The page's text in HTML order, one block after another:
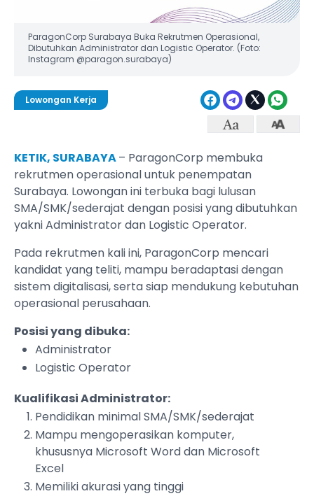
ParagonCorp Surabaya Buka Rekrutmen Operasional,
Dibutuhkan Administrator dan Logistic Operator. (Foto:
Instagram @paragon.surabaya)
Lowongan Kerja
KETIK, SURABAYA– ParagonCorp membuka
rekrutmen operasional untuk penempatan
Surabaya. Lowongan ini terbuka bagi lulusan
SMA/SMK/sederajat dengan posisi yang dibutuhkan
yakni Administrator dan Logistic Operator.
Pada rekrutmen kali ini, ParagonCorp mencari
kandidat yang teliti, mampu beradaptasi dengan
sistem digitalisasi, serta siap mendukung kebutuhan
operasional perusahaan.
Posisi yang dibuka:
Administrator
Logistic Operator
Kualifikasi Administrator:
Pendidikan minimal SMA/SMK/sederajat
Mampu mengoperasikan komputer,
khususnya Microsoft Word dan Microsoft
Excel
Memiliki akurasi yang tinggi